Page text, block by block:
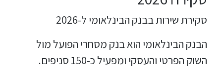
סקירת שירות בבנק הבינלאומי ל-2026
הבנק הבינלאומי הוא בנק מסחרי הפועל מול
השוק הפרטי והעסקי ומפעיל כ-150 סניפים.